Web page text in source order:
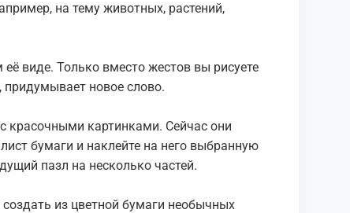
на тему животных, растений,
виде. Только вместо жестов вы рисуете
придумывает новое слово.
красочными картинками. Сейчас они
бумаги и наклейте на него выбранную
пазл на несколько частей.
из цветной бумаги необычных